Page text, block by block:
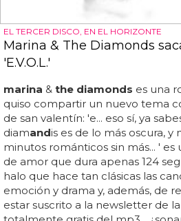
EL TERCER DISCO, EN EL HORIZONTE
Marina & The Diamonds
'E.V.O.L.'
marina & the diamonds es una
quiso compartir un nuevo tema
de san valentín: 'e... eso sí, ya
diamandis es de lo más oscura,
minutos románticos sin más... '
de amor que dura apenas 124
halo que hace tan clásicas las
emoción y drama y, además, de
estar suscrito a la newsletter de